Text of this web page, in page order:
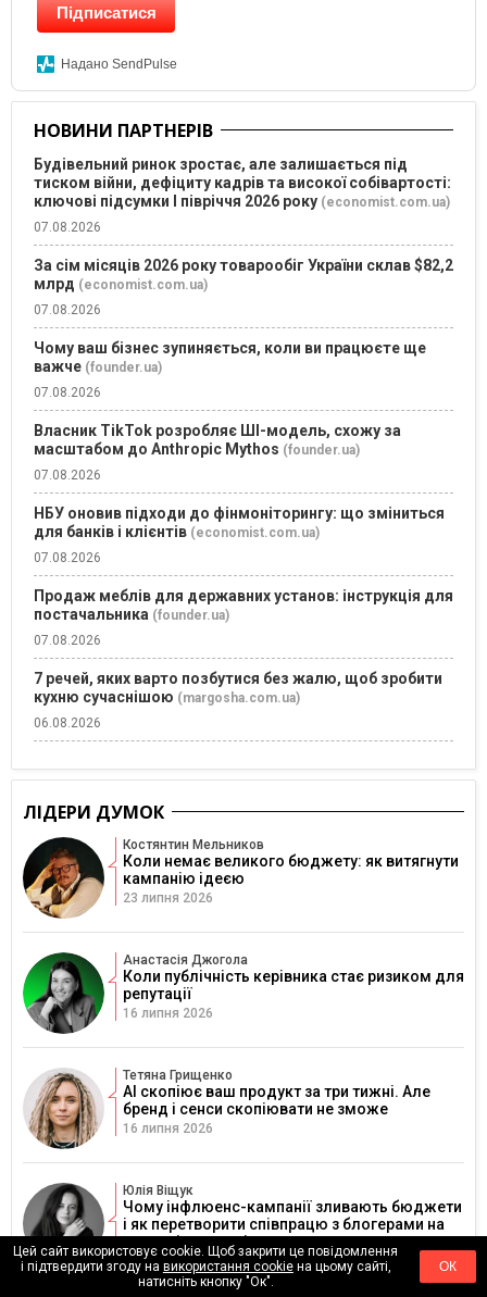
Підписатися
Надано SendPulse
НОВИНИ ПАРТНЕРІВ
Будівельний ринок зростає, але залишається під
тиском війни, дефіциту кадрів та високої собівартості:
ключові підсумки І півріччя 2026 року (economist.com.ua)
07.08.2026
За сім місяців 2026 року товарообіг України склав $82,2
млрд (economist.com.ua)
07.08.2026
Чому ваш бізнес зупиняється, коли ви працюєте ще
важче (founder.ua)
07.08.2026
Власник TikTok розробляє ШІ-модель, схожу за
масштабом до Anthropic Mythos (founder.ua)
07.08.2026
НБУ оновив підходи до фінмоніторингу: що зміниться
для банків і клієнтів (economist.com.ua)
07.08.2026
Продаж меблів для державних установ: інструкція для
постачальника (founder.ua)
07.08.2026
7 речей, яких варто позбутися без жалю, щоб зробити
кухню сучаснішою (margosha.com.ua)
06.08.2026
ЛІДЕРИ ДУМОК
Костянтин Мельников
Коли немає великого бюджету: як витягнути
кампанію ідеєю
23 липня 2026
Анастасія Джогола
Коли публічність керівника стає ризиком для
репутації
16 липня 2026
Тетяна Грищенко
AI скопіює ваш продукт за три тижні. Але
бренд і сенси скопіювати не зможе
16 липня 2026
Юлія Віщук
Чому інфлюенс-кампанії зливають бюджети
і як перетворити співпрацю з блогерами на
реальні продажі
7 липня 2026
Цей сайт використовує cookie. Щоб закрити це повідомлення
і підтвердити згоду на використання cookieна цьому сайті,
натисніть кнопку "Ок".
ОК